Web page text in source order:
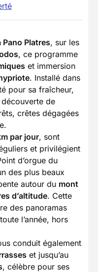
Platres, sur les
, ce programme
et immersion
. Installé dans
pour sa fraîcheur,
de
crêtes dégagées
par jour, sont
et privilégient
d’orgue du
des plus beaux
autour du mont
d’altitude. Cette
des panoramas
l’année, hors
conduit également
et jusqu’au
, célèbre pour ses